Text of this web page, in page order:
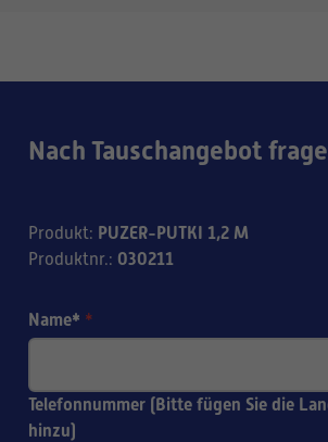
Nach Tauschangebot
Produkt: PUZER-PUTKI 1,2 M
Produktnr.: 030211
Name* *
Telefonnummer (Bitte fügen Sie die
hinzu)